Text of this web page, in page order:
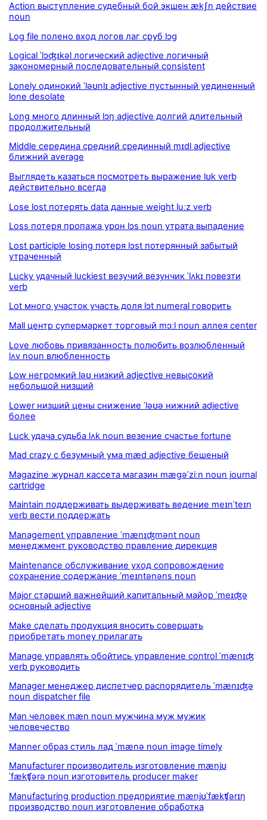
Action выступление судебный бой экшен ækʃn действие
noun
Log file полено вход логов лаг сруб lɔg
Logical ˈlɔʤɪkəl логический adjective логичный
закономерный последовательный consistent
Lonely одинокий ˈləʊnlɪ adjective пустынный уединенный
lone desolate
Long много длинный lɔŋ adjective долгий длительный
продолжительный
Middle середина средний срединный mɪdl adjective
ближний average
Выглядеть казаться посмотреть выражение lʊk verb
действительно всегда
Lose lost потерять data данные weight luːz verb
Loss потеря пропажа урон lɔs noun утрата выпадение
Lost participle losing потеря lɔst потерянный забытый
утраченный
Lucky удачный luckiest везучий везунчик ˈlʌkɪ повезти
verb
Lot много участок участь доля lɔt numeral говорить
Mall центр супермаркет торговый mɔːl noun аллея center
Love любовь привязанность полюбить возлюбленный
lʌv noun влюбленность
Low негромкий ləʊ низкий adjective невысокий
небольшой низший
Lower низший цены снижение ˈləʊə нижний adjective
более
Luck удача судьба lʌk noun везение счастье fortune
Mad crazy с безумный ума mæd adjective бешеный
Magazine журнал кассета магазин mægəˈziːn noun journal
cartridge
Maintain поддерживать выдерживать ведение meɪnˈteɪn
verb вести поддержать
Management управление ˈmænɪʤmənt noun
менеджмент руководство правление дирекция
Maintenance обслуживание уход сопровождение
сохранение содержание ˈmeɪntənəns noun
Major старший важнейший капитальный майор ˈmeɪʤə
основный adjective
Make сделать продукция вносить совершать
приобретать money прилагать
Manage управлять обойтись управление control ˈmænɪʤ
verb руководить
Manager менеджер диспетчер распорядитель ˈmænɪʤə
noun dispatcher file
Man человек mæn noun мужчина муж мужик
человечество
Manner образ стиль лад ˈmænə noun image timely
Manufacturer производитель изготовление mænjʊ
ˈfækʧərə noun изготовитель producer maker
Manufacturing production предприятие mænjʊˈfækʧərɪŋ
производство noun изготовление обработка